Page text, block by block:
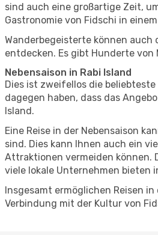
sind auch eine großartige Zeit,
Gastronomie von Fidschi in
Wanderbegeisterte können
entdecken. Es gibt Hunderte
Nebensaison in Rabi Island
Dies ist zweifellos die
dagegen haben, dass das
Island.
Eine Reise in der Nebensaison
sind. Dies kann Ihnen auch ein
Attraktionen vermeiden können.
viele lokale Unternehmen bieten
Insgesamt ermöglichen Reisen
Verbindung mit der Kultur von